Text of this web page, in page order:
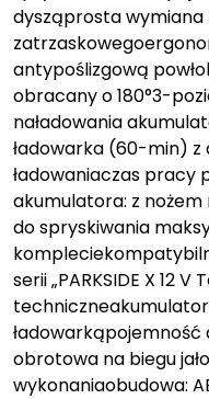
dysząprosta
antypoślizgową
obracany o 180°3-
naładowania
ładowarka (60-min)
ładowaniaczas pracy
akumulatora: z nożem
do spryskiwania
serii „PARKSIDE X 12
obrotowa na biegu
wykonaniaobudowa: